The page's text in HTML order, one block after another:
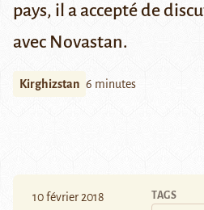
pays, il a accepté de
avec Novastan.
Kirghizstan 6 minutes
10 février 2018 TAGS